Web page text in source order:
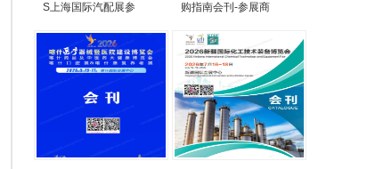
S上海国际汽配展参
购指南会刊-参展商